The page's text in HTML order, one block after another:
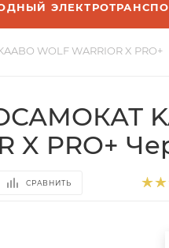
WOLF WARRIOR X PRO+
X PRO+
СРАВНИТЬ